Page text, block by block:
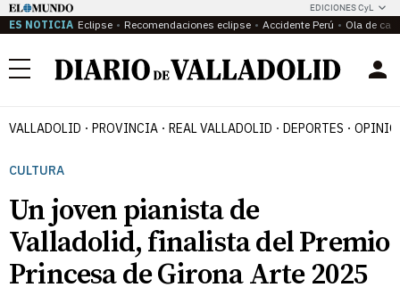
EDICIONES CyL
ES NOTICIA Eclipse Recomendaciones eclipse Accidente Perú Ola de
Menú
VALLADOLID PROVINCIA REAL VALLADOLID DEPORTES
CULTURA
Un joven pianista de
Valladolid, finalista del Premio
Princesa de Girona Arte 2025